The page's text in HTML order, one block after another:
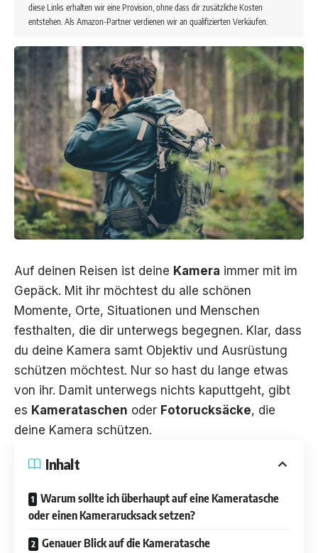
diese Links erhalten wir eine Provision, ohne dass dir zusätzliche Kosten
entstehen. Als Amazon-Partner verdienen wir an qualifizierten Verkäufen.
Auf deinen Reisen ist deine Kamera immer mit im
Gepäck. Mit ihr möchtest du alle schönen
Momente, Orte, Situationen und Menschen
festhalten, die dir unterwegs begegnen. Klar, dass
du deine Kamera samt Objektiv und Ausrüstung
schützen möchtest. Nur so hast du lange etwas
von ihr. Damit unterwegs nichts kaputtgeht, gibt
es Kamerataschen oder Fotorucksäcke, die
deine Kamera schützen.
Inhalt
Warum sollte ich überhaupt auf eine Kameratasche
oder einen Kamerarucksack setzen?
Genauer Blick auf die Kameratasche